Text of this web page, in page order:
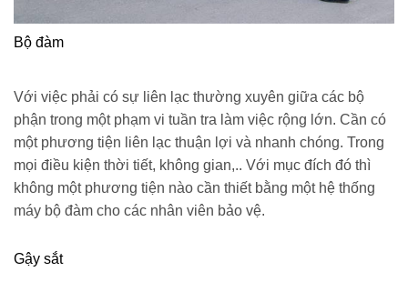
Bộ đàm
Với việc phải có sự liên lạc thường xuyên giữa các bộ
phận trong một phạm vi tuần tra làm việc rộng lớn. Cần có
một phương tiện liên lạc thuận lợi và nhanh chóng. Trong
mọi điều kiện thời tiết, không gian,.. Với mục đích đó thì
không một phương tiện nào cần thiết bằng một hệ thống
máy bộ đàm cho các nhân viên bảo vệ.
Gậy sắt